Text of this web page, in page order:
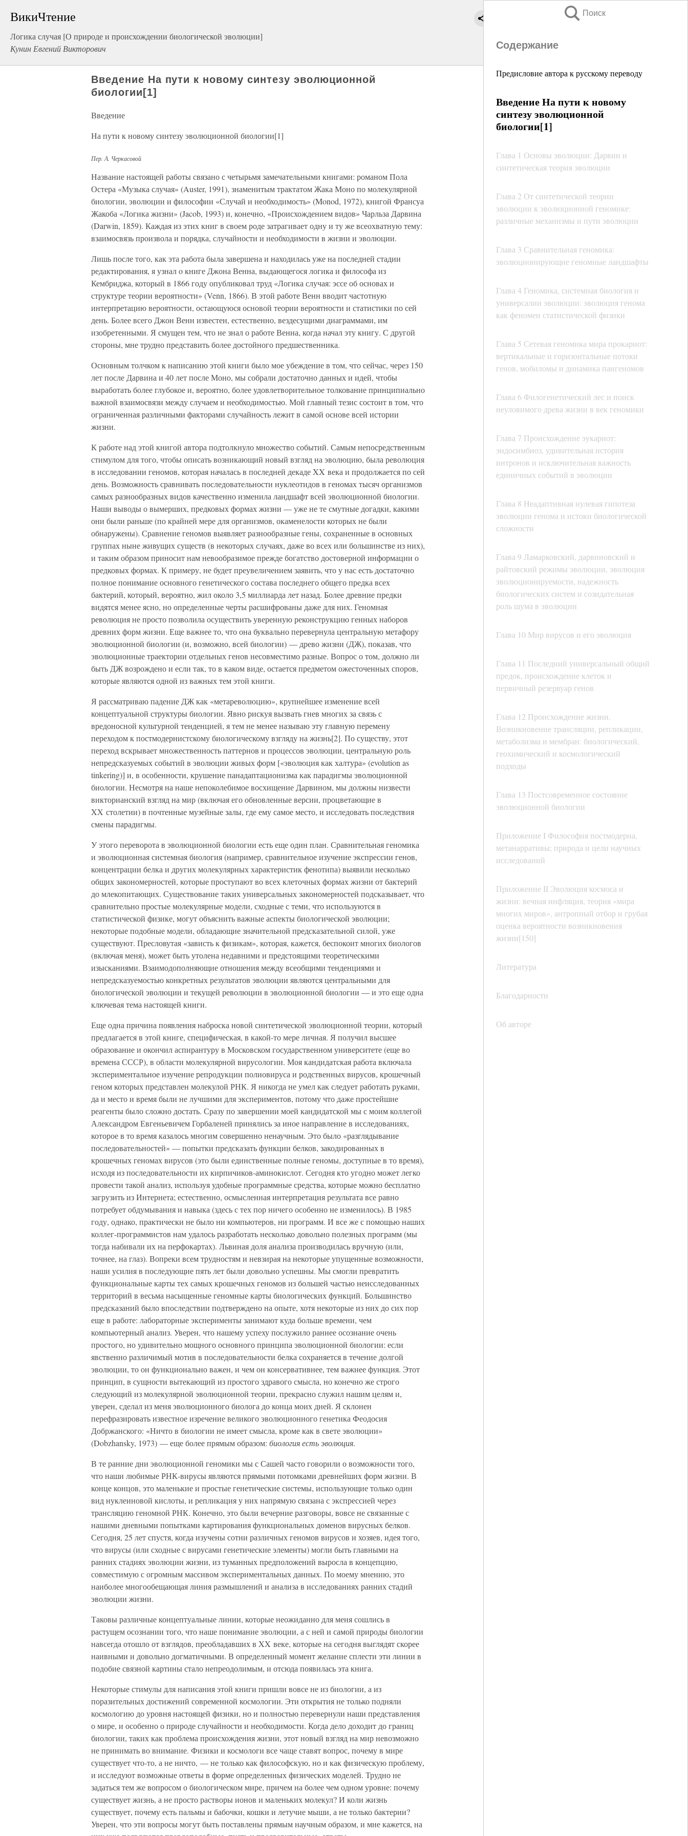
ВикиЧтение
Логика случая [О природе и происхождении биологической эволюции]
Кунин Евгений Викторович
Поиск
Содержание
Предисловие автора к русскому переводу
Введение На пути к новому
синтезу эволюционной
биологии[1]
Глава 1 Основы эволюции: Дарвин и
синтетическая теория эволюции
Глава 2 От синтетической теории
эволюции к эволюционной геномике:
различные механизмы и пути эволюции
Глава 3 Сравнительная геномика:
эволюционирующие геномные ландшафты
Глава 4 Геномика, системная биология и
универсалии эволюции: эволюция генома
как феномен статистической физики
Глава 5 Сетевая геномика мира прокариот:
вертикальные и горизонтальные потоки
генов, мобиломы и динамика пангеномов
Глава 6 Филогенетический лес и поиск
неуловимого древа жизни в век геномики
Глава 7 Происхождение эукариот:
эндосимбиоз, удивительная история
интронов и исключительная важность
единичных событий в эволюции
Глава 8 Неадаптивная нулевая гипотеза
эволюции генома и истоки биологической
сложности
Глава 9 Ламарковский, дарвиновский и
райтовский режимы эволюции, эволюция
эволюционируемости, надежность
биологических систем и созидательная
роль шума в эволюции
Глава 10 Мир вирусов и его эволюция
Глава 11 Последний универсальный общий
предок, происхождение клеток и
первичный резервуар генов
Глава 12 Происхождение жизни.
Возникновение трансляции, репликации,
метаболизма и мембран: биологический,
геохимический и космологический
подходы
Глава 13 Постсовременное состояние
эволюционной биологии
Приложение I Философия постмодерна,
метанарративы; природа и цели научных
исследований
Приложение II Эволюция космоса и
жизни: вечная инфляция, теория «мира
многих миров», антропный отбор и грубая
оценка вероятности возникновения
жизни[150]
Литература
Благодарности
Об авторе
Введение На пути к новому синтезу эволюционной
биологии[1]
Введение
На пути к новому синтезу эволюционной биологии[1]
Пер. А. Черкасовой
Название настоящей работы связано с четырьмя замечательными книгами: романом Пола
Остера «Музыка случая» (Auster, 1991), знаменитым трактатом Жака Моно по молекулярной
биологии, эволюции и философии «Случай и необходимость» (Monod, 1972), книгой Франсуа
Жакоба «Логика жизни» (Jacob, 1993) и, конечно, «Происхождением видов» Чарльза Дарвина
(Darwin, 1859). Каждая из этих книг в своем роде затрагивает одну и ту же всеохватную тему:
взаимосвязь произвола и порядка, случайности и необходимости в жизни и эволюции.
Лишь после того, как эта работа была завершена и находилась уже на последней стадии
редактирования, я узнал o книге Джона Венна, выдающегося логика и философа из
Кембриджа, который в 1866 году опубликовал труд «Логика случая: эссе об основах и
структуре теории вероятности» (Venn, 1866). В этой работе Венн вводит частотную
интерпретацию вероятности, остающуюся основой теории вероятности и статистики по сей
день. Более всего Джон Венн известен, естественно, вездесущими диаграммами, им
изобретенными. Я смущен тем, что не знал о работе Венна, когда начал эту книгу. С другой
стороны, мне трудно представить более достойного предшественника.
Основным толчком к написанию этой книги было мое убеждение в том, что сейчас, через 150
лет после Дарвина и 40 лет после Моно, мы собрали достаточно данных и идей, чтобы
выработать более глубокое и, вероятно, более удовлетворительное толкование принципиально
важной взаимосвязи между случаем и необходимостью. Мой главный тезис состоит в том, что
ограниченная различными факторами случайность лежит в самой основе всей истории
жизни.
К работе над этой книгой автора подтолкнуло множество событий. Самым непосредственным
стимулом для того, чтобы описать возникающий новый взгляд на эволюцию, была революция
в исследовании геномов, которая началась в последней декаде XX века и продолжается по сей
день. Возможность сравнивать последовательности нуклеотидов в геномах тысяч организмов
самых разнообразных видов качественно изменила ландшафт всей эволюционной биологии.
Наши выводы о вымерших, предковых формах жизни — уже не те смутные догадки, какими
они были раньше (по крайней мере для организмов, окаменелости которых не были
обнаружены). Сравнение геномов выявляет разнообразные гены, сохраненные в основных
группах ныне живущих существ (в некоторых случаях, даже во всех или большинстве из них),
и таким образом приносит нам невообразимое прежде богатство достоверной информации о
предковых формах. К примеру, не будет преувеличением заявить, что у нас есть достаточно
полное понимание основного генетического состава последнего общего предка всех
бактерий, который, вероятно, жил около 3,5 миллиарда лет назад. Более древние предки
видятся менее ясно, но определенные черты расшифрованы даже для них. Геномная
революция не просто позволила осуществить уверенную реконструкцию генных наборов
древних форм жизни. Еще важнее то, что она буквально перевернула центральную метафору
эволюционной биологии (и, возможно, всей биологии) — древо жизни (ДЖ), показав, что
эволюционные траектории отдельных генов несовместимо разные. Вопрос о том, должно ли
быть ДЖ возрождено и если так, то в каком виде, остается предметом ожесточенных споров,
которые являются одной из важных тем этой книги.
Я рассматриваю падение ДЖ как «метареволюцию», крупнейшее изменение всей
концептуальной структуры биологии. Явно рискуя вызвать гнев многих за связь с
вредоносной культурной тенденцией, я тем не менее называю эту главную перемену
переходом к постмодернистскому биологическому взгляду на жизнь[2]. По существу, этот
переход вскрывает множественность паттернов и процессов эволюции, центральную роль
непредсказуемых событий в эволюции живых форм [«эволюция как халтура» (evolution as
tinkering)] и, в особенности, крушение панадаптационизма как парадигмы эволюционной
биологии. Несмотря на наше непоколебимое восхищение Дарвином, мы должны низвести
викторианский взгляд на мир (включая его обновленные версии, процветающие в
XX столетии) в почтенные музейные залы, где ему самое место, и исследовать последствия
смены парадигмы.
У этого переворота в эволюционной биологии есть еще один план. Сравнительная геномика
и эволюционная системная биология (например, сравнительное изучение экспрессии генов,
концентрации белка и других молекулярных характеристик фенотипа) выявили несколько
общих закономерностей, которые проступают во всех клеточных формах жизни от бактерий
до млекопитающих. Существование таких универсальных закономерностей подсказывает, что
сравнительно простые молекулярные модели, сходные с теми, что используются в
статистической физике, могут объяснить важные аспекты биологической эволюции;
некоторые подобные модели, обладающие значительной предсказательной силой, уже
существуют. Пресловутая «зависть к физикам», которая, кажется, беспокоит многих биологов
(включая меня), может быть утолена недавними и предстоящими теоретическими
изысканиями. Взаимодополняющие отношения между всеобщими тенденциями и
непредсказуемостью конкретных результатов эволюции являются центральными для
биологической эволюции и текущей революции в эволюционной биологии — и это еще одна
ключевая тема настоящей книги.
Еще одна причина появления наброска новой синтетической эволюционной теории, который
предлагается в этой книге, специфическая, в какой-то мере личная. Я получил высшее
образование и окончил аспирантуру в Московском государственном университете (еще во
времена СССР), в области молекулярной вирусологии. Моя кандидатская работа включала
экспериментальное изучение репродукции полиовируса и родственных вирусов, крошечный
геном которых представлен молекулой РНК. Я никогда не умел как следует работать руками,
да и место и время были не лучшими для экспериментов, потому что даже простейшие
реагенты было сложно достать. Сразу по завершении моей кандидатской мы с моим коллегой
Александром Евгеньевичем Горбаленей принялись за иное направление в исследованиях,
которое в то время казалось многим совершенно ненаучным. Это было «разглядывание
последовательностей» — попытки предсказать функции белков, закодированных в
крошечных геномах вирусов (это были единственные полные геномы, доступные в то время),
исходя из последовательности их кирпичиков-аминокислот. Сегодня кто угодно может легко
провести такой анализ, используя удобные программные средства, которые можно бесплатно
загрузить из Интернета; естественно, осмысленная интерпретация результата все равно
потребует обдумывания и навыка (здесь с тех пор ничего особенно не изменилось). В 1985
году, однако, практически не было ни компьютеров, ни программ. И все же с помощью наших
коллег-программистов нам удалось разработать несколько довольно полезных программ (мы
тогда набивали их на перфокартах). Львиная доля анализа производилась вручную (или,
точнее, на глаз). Вопреки всем трудностям и невзирая на некоторые упущенные возможности,
наши усилия в последующие пять лет были довольно успешны. Мы смогли превратить
функциональные карты тех самых крошечных геномов из большей частью неисследованных
территорий в весьма насыщенные геномные карты биологических функций. Большинство
предсказаний было впоследствии подтверждено на опыте, хотя некоторые из них до сих пор
еще в работе: лабораторные эксперименты занимают куда больше времени, чем
компьютерный анализ. Уверен, что нашему успеху послужило раннее осознание очень
простого, но удивительно мощного основного принципа эволюционной биологии: если
явственно различимый мотив в последовательности белка сохраняется в течение долгой
эволюции, то он функционально важен, и чем он консервативнее, тем важнее функция. Этот
принцип, в сущности вытекающий из простого здравого смысла, но конечно же строго
следующий из молекулярной эволюционной теории, прекрасно служил нашим целям и,
уверен, сделал из меня эволюционного биолога до конца моих дней. Я склонен
перефразировать известное изречение великого эволюционного генетика Феодосия
Добржанского: «Ничто в биологии не имеет смысла, кроме как в свете эволюции»
(Dobzhansky, 1973) — еще более прямым образом: биология есть эволюция.
В те ранние дни эволюционной геномики мы с Сашей часто говорили о возможности того,
что наши любимые РНК-вирусы являются прямыми потомками древнейших форм жизни. В
конце концов, это маленькие и простые генетические системы, использующие только один
вид нуклеиновой кислоты, и репликация у них напрямую связана с экспрессией через
трансляцию геномной РНК. Конечно, это были вечерние разговоры, вовсе не связанные с
нашими дневными попытками картирования функциональных доменов вирусных белков.
Сегодня, 25 лет спустя, когда изучены сотни различных геномов вирусов и хозяев, идея того,
что вирусы (или сходные с вирусами генетические элементы) могли быть главными на
ранних стадиях эволюции жизни, из туманных предположений выросла в концепцию,
совместимую с огромным массивом экспериментальных данных. По моему мнению, это
наиболее многообещающая линия размышлений и анализа в исследованиях ранних стадий
эволюции жизни.
Таковы различные концептуальные линии, которые неожиданно для меня сошлись в
растущем осознании того, что наше понимание эволюции, а с ней и самой природы биологии
навсегда отошло от взглядов, преобладавших в XX веке, которые на сегодня выглядят скорее
наивными и довольно догматичными. В определенный момент желание сплести эти линии в
подобие связной картины стало непреодолимым, и отсюда появилась эта книга.
Некоторые стимулы для написания этой книги пришли вовсе не из биологии, а из
поразительных достижений современной космологии. Эти открытия не только подняли
космологию до уровня настоящей физики, но и полностью перевернули наши представления
о мире, и особенно о природе случайности и необходимости. Когда дело доходит до границ
биологии, таких как проблема происхождения жизни, этот новый взгляд на мир невозможно
не принимать во внимание. Физики и космологи все чаще ставят вопрос, почему в мире
существует что-то, а не ничто, — не только как философскую, но и как физическую проблему,
и исследуют возможные ответы в форме определенных физических моделей. Трудно не
задаться тем же вопросом о биологическом мире, причем на более чем одном уровне: почему
существует жизнь, а не просто растворы ионов и маленьких молекул? И коли жизнь
существует, почему есть пальмы и бабочки, кошки и летучие мыши, а не только бактерии?
Уверен, что эти вопросы могут быть поставлены прямым научным образом, и мне кажется, на